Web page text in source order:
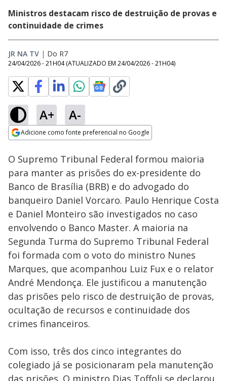
Ministros destacam risco de destruição de provas e
continuidade de crimes
JR NA TV | Do R7
24/04/2026 - 21H04 (ATUALIZADO EM 24/04/2026 - 21H04)
A+ A-
Adicione como fonte preferencial no Google
Jornal da Record |
07/08/2026
Ativar
Loaded
57.91%
O Supremo Tribunal Federal formou maioria
para manter as prisões do ex-presidente do
Banco de Brasília (BRB) e do advogado do
banqueiro Daniel Vorcaro. Paulo Henrique Costa
e Daniel Monteiro são investigados no caso
envolvendo o Banco Master. A maioria na
Segunda Turma do Supremo Tribunal Federal
foi formada com o voto do ministro Nunes
Marques, que acompanhou Luiz Fux e o relator
André Mendonça. Ele justificou a manutenção
das prisões pelo risco de destruição de provas,
ocultação de recursos e continuidade dos
crimes financeiros.
Com isso, três dos cinco integrantes do
colegiado já se posicionaram pela manutenção
das prisões. O ministro Dias Toffoli se declarou